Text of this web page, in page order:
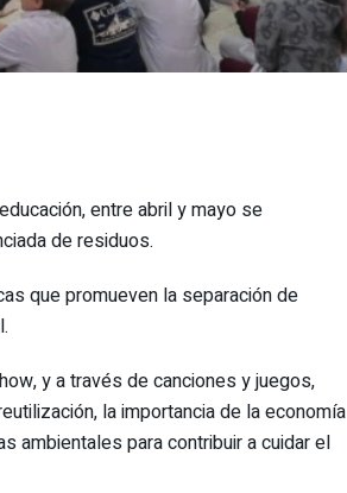
entre abril y mayo se
de residuos.
que promueven la separación de
y a través de canciones y juegos,
la importancia de la economía
ambientales para contribuir a cuidar el